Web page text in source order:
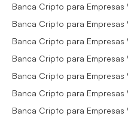
Banca Cripto para Empresas
Banca Cripto para Empresas
Banca Cripto para Empresas
Banca Cripto para Empresas
Banca Cripto para Empresas
Banca Cripto para Empresas
Banca Cripto para Empresas